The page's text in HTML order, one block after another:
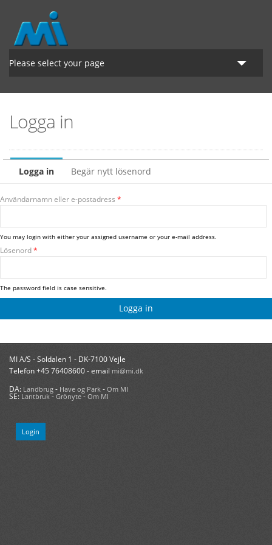
Please select your page
Startsidan
Lantbruk
Grönyte
Om MI
Logga in
Primära flikar
Logga in (aktiv flik)
Begär nytt lösenord
Användarnamn eller e-postadress *
You may login with either your assigned username or your e-mail address.
Lösenord*
The password field is case sensitive.
MI A/S - Soldalen 1 - DK-7100 Vejle
Telefon +45 76408600 - email mi@mi.dk
DA: Landbrug - Have og Park - Om MI
SE: Lantbruk- Grönyte- Om MI
Login